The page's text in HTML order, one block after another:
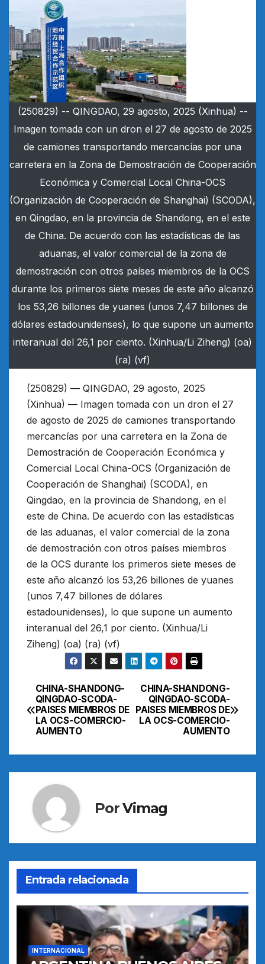
(250829) -- QINGDAO, 29 agosto, 2025 (Xinhua) --
Imagen tomada con un dron el 27 de agosto de 2025
de camiones transportando mercancías por una
carretera en la Zona de Demostración de Cooperación
Económica y Comercial Local China-OCS
(Organización de Cooperación de Shanghai) (SCODA),
en Qingdao, en la provincia de Shandong, en el este
de China. De acuerdo con las estadísticas de las
aduanas, el valor comercial de la zona de
demostración con otros países miembros de la OCS
durante los primeros siete meses de este año alcanzó
los 53,26 billones de yuanes (unos 7,47 billones de
dólares estadounidenses), lo que supone un aumento
interanual del 26,1 por ciento. (Xinhua/Li Ziheng) (oa)
(ra) (vf)
(250829) — QINGDAO, 29 agosto, 2025
(Xinhua) — Imagen tomada con un dron el 27
de agosto de 2025 de camiones transportando
mercancías por una carretera en la Zona de
Demostración de Cooperación Económica y
Comercial Local China-OCS (Organización de
Cooperación de Shanghai) (SCODA), en
Qingdao, en la provincia de Shandong, en el
este de China. De acuerdo con las estadísticas
de las aduanas, el valor comercial de la zona
de demostración con otros países miembros
de la OCS durante los primeros siete meses de
este año alcanzó los 53,26 billones de yuanes
(unos 7,47 billones de dólares
estadounidenses), lo que supone un aumento
interanual del 26,1 por ciento. (Xinhua/Li
Ziheng) (oa) (ra) (vf)
Navegación
de
CHINA-SHANDONG-
QINGDAO-SCODA-
PAISES MIEMBROS DE
LA OCS-COMERCIO-
AUMENTO
CHINA-SHANDONG-
QINGDAO-SCODA-
PAISES MIEMBROS DE
LA OCS-COMERCIO-
AUMENTO
PorVimag
Entrada relacionada
INTERNACIONAL